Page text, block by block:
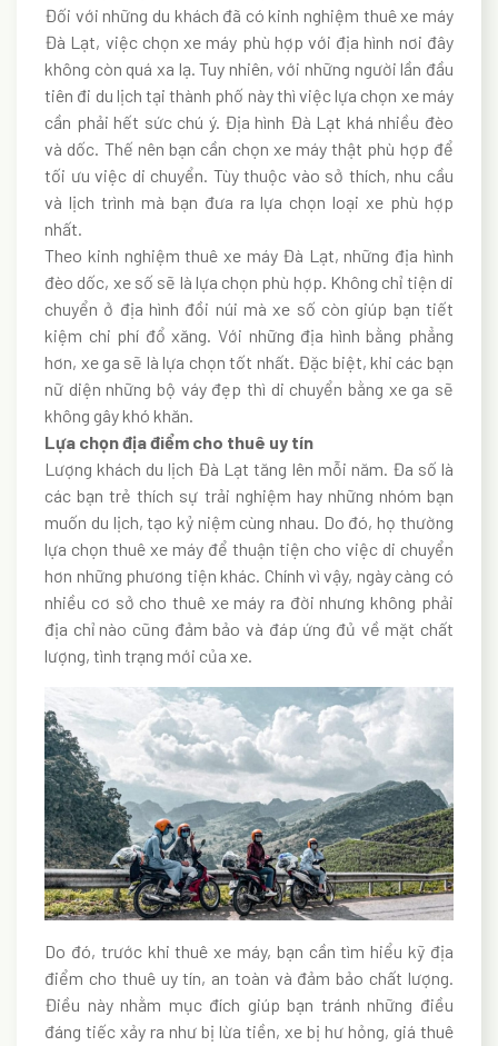
Đối với những du khách đã có kinh nghiệm thuê xe máy
Đà Lạt, việc chọn xe máy phù hợp với địa hình nơi đây
không còn quá xa lạ. Tuy nhiên, với những người lần đầu
tiên đi du lịch tại thành phố này thì việc lựa chọn xe máy
cần phải hết sức chú ý. Địa hình Đà Lạt khá nhiều đèo
và dốc. Thế nên bạn cần chọn xe máy thật phù hợp để
tối ưu việc di chuyển. Tùy thuộc vào sở thích, nhu cầu
và lịch trình mà bạn đưa ra lựa chọn loại xe phù hợp
nhất.
Theo kinh nghiệm thuê xe máy Đà Lạt, những địa hình
đèo dốc, xe số sẽ là lựa chọn phù hợp. Không chỉ tiện di
chuyển ở địa hình đồi núi mà xe số còn giúp bạn tiết
kiệm chi phí đổ xăng. Với những địa hình bằng phẳng
hơn, xe ga sẽ là lựa chọn tốt nhất. Đặc biệt, khi các bạn
nữ diện những bộ váy đẹp thì di chuyển bằng xe ga sẽ
không gây khó khăn.
Lựa chọn địa điểm cho thuê uy tín
Lượng khách du lịch Đà Lạt tăng lên mỗi năm. Đa số là
các bạn trẻ thích sự trải nghiệm hay những nhóm bạn
muốn du lịch, tạo kỷ niệm cùng nhau. Do đó, họ thường
lựa chọn thuê xe máy để thuận tiện cho việc di chuyển
hơn những phương tiện khác. Chính vì vậy, ngày càng có
nhiều cơ sở cho thuê xe máy ra đời nhưng không phải
địa chỉ nào cũng đảm bảo và đáp ứng đủ về mặt chất
lượng, tình trạng mới của xe.
Do đó, trước khi thuê xe máy, bạn cần tìm hiểu kỹ địa
điểm cho thuê uy tín, an toàn và đảm bảo chất lượng.
Điều này nhằm mục đích giúp bạn tránh những điều
đáng tiếc xảy ra như bị lừa tiền, xe bị hư hỏng, giá thuê